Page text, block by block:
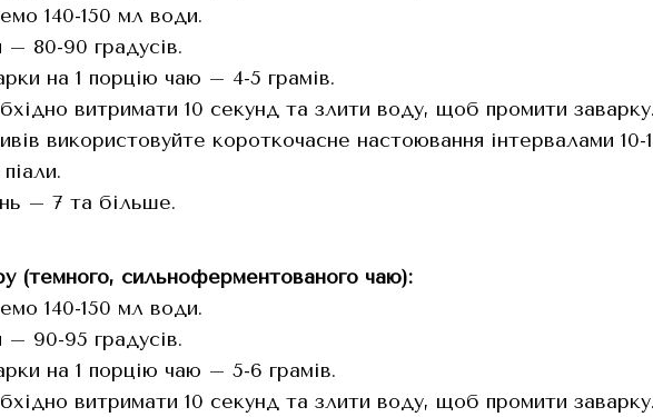
140-150 мл води.
– 80-90 градусів.
на 1 порцію чаю – 4-5 грамів.
витримати 10 секунд та злити воду, щоб промити заварку.
використовуйте короткочасне настоювання інтервалами 10-
– 7 та більше.
(темного, сильноферментованого чаю):
140-150 мл води.
– 90-95 градусів.
на 1 порцію чаю – 5-6 грамів.
витримати 10 секунд та злити воду, щоб промити заварку.